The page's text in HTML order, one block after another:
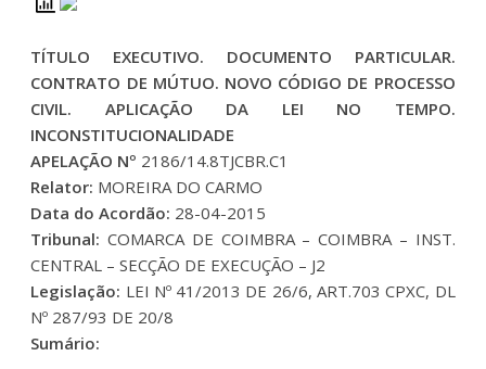
TÍTULO EXECUTIVO. DOCUMENTO PARTICULAR.
CONTRATO DE MÚTUO. NOVO CÓDIGO DE PROCESSO
CIVIL. APLICAÇÃO DA LEI NO TEMPO.
INCONSTITUCIONALIDADE
APELAÇÃO Nº 2186/14.8TJCBR.C1
Relator: MOREIRA DO CARMO
Data do Acordão: 28-04-2015
Tribunal:COMARCA DE COIMBRA – COIMBRA – INST.
CENTRAL – SECÇÃO DE EXECUÇÃO – J2
Legislação: LEI Nº 41/2013 DE 26/6, ART.703 CPXC, DL
Nº 287/93 DE 20/8
Sumário: